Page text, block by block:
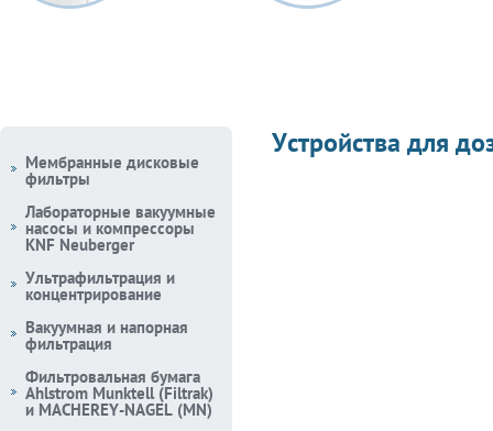
Устройства для
Мембранные дисковые
фильтры
Лабораторные вакуумные
насосы и компрессоры
KNF Neuberger
Ультрафильтрация и
концентрирование
Вакуумная и напорная
фильтрация
Фильтровальная бумага
Ahlstrom Munktell (Filtrak)
и MACHEREY-NAGEL (MN)